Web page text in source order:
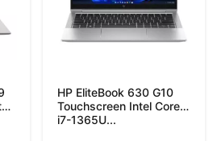
HP EliteBook 630 G10
Touchscreen Intel Core
i7-1365U...